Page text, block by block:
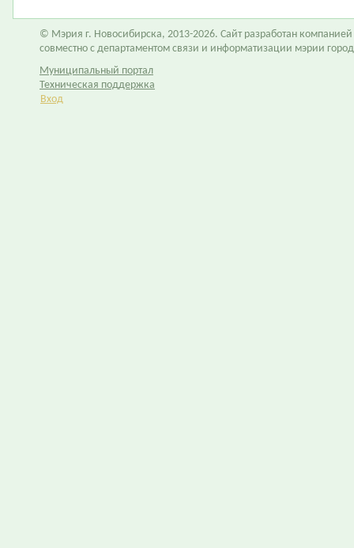
© Мэрия г. Новосибирска, 2013-2026. Сайт разработан компанией
совместно с департаментом связи и информатизации мэрии
Муниципальный портал
Техническая поддержка
Вход